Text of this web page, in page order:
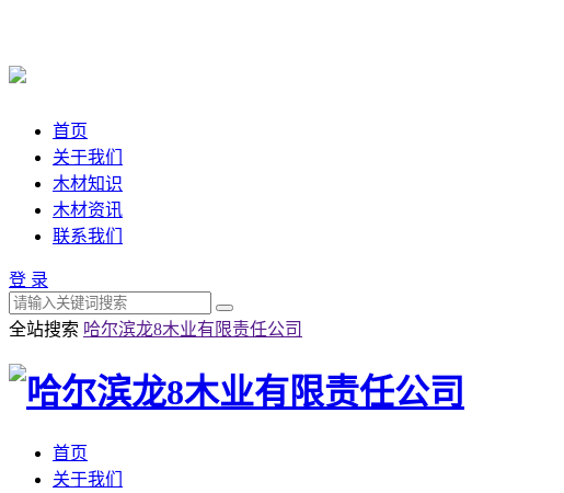
首页
关于我们
木材知识
木材资讯
联系我们
登 录
全站搜索 哈尔滨龙8木业有限责任公司
首页
关于我们